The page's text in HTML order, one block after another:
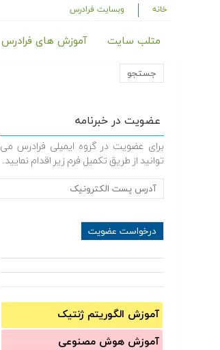
خانه وبسایت فرادرس
متلب سایت آموزش های فرادرس
عضویت در خبرنامه
برای عضویت در گروه ایمیلی فرادرس می
توانید از طریق تکمیل فرم زیر اقدام نمایید.
آموزش الگوریتم ژنتیک
آموزش‌ هوش مصنوعی